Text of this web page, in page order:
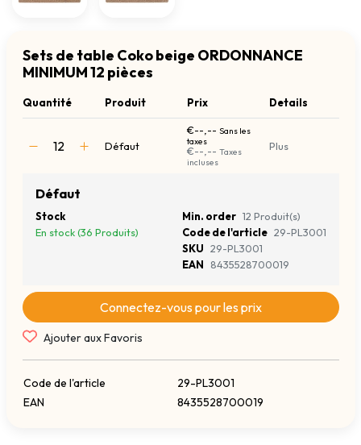
Sets de table Coko beige ORDONNANCE
MINIMUM 12 pièces
Quantité Produit Prix Details
Défaut
€--,-- Sans les
taxes
€--,-- Taxes
incluses
Plus
Défaut
Stock
En stock (36 Produits)
Min. order 12 Produit(s)
Code de l'article 29-PL3001
SKU 29-PL3001
EAN
8435528700019
Connectez-vous pour les prix
Ajouter aux Favoris
Code de l'article
29-PL3001
EAN
8435528700019